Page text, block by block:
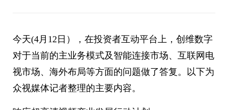
今天(4月12日），在投资者互动平台上，创维数字
对于当前的主业务模式及智能连接市场、互联网电
视市场、海外布局等方面的问题做了答复。以下为
众视媒体记者整理的主要内容。